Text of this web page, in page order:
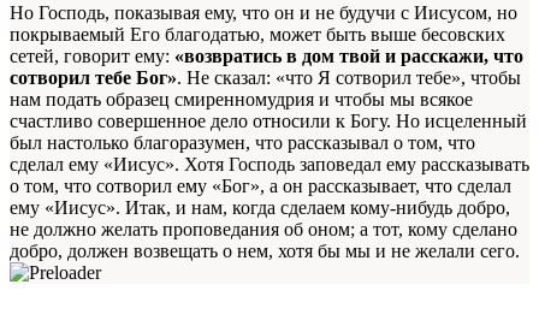
Но Господь, показывая ему, что он и не будучи с Иисусом, но
покрываемый Его благодатью, может быть выше бесовских
сетей, говорит ему: «возвратись в дом твой и расскажи, что
сотворил тебе Бог». Не сказал: «что Я сотворил тебе», чтобы
нам подать образец смиренномудрия и чтобы мы всякое
счастливо совершенное дело относили к Богу. Но исцеленный
был настолько благоразумен, что рассказывал о том, что
сделал ему «Иисус». Хотя Господь заповедал ему рассказывать
о том, что сотворил ему «Бог», а он рассказывает, что сделал
ему «Иисус». Итак, и нам, когда сделаем кому-нибудь добро,
не должно желать проповедания об оном; а тот, кому сделано
добро, должен возвещать о нем, хотя бы мы и не желали сего.